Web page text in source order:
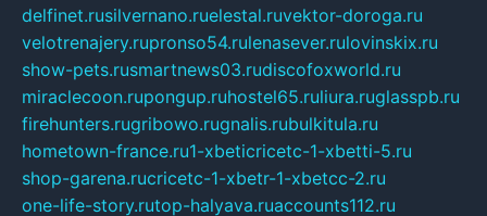
delfinet.rusilvernano.ruelestal.ruvektor-doroga.ru
velotrenajery.rupronso54.rulenasever.rulovinskix.ru
show-pets.rusmartnews03.rudiscofoxworld.ru
miraclecoon.rupongup.ruhostel65.ruliura.ruglasspb.ru
firehunters.rugribowo.rugnalis.rubulkitula.ru
hometown-france.ru1-xbeticricetc-1-xbetti-5.ru
shop-garena.rucricetc-1-xbetr-1-xbetcc-2.ru
one-life-story.rutop-halyava.ruaccounts112.ru